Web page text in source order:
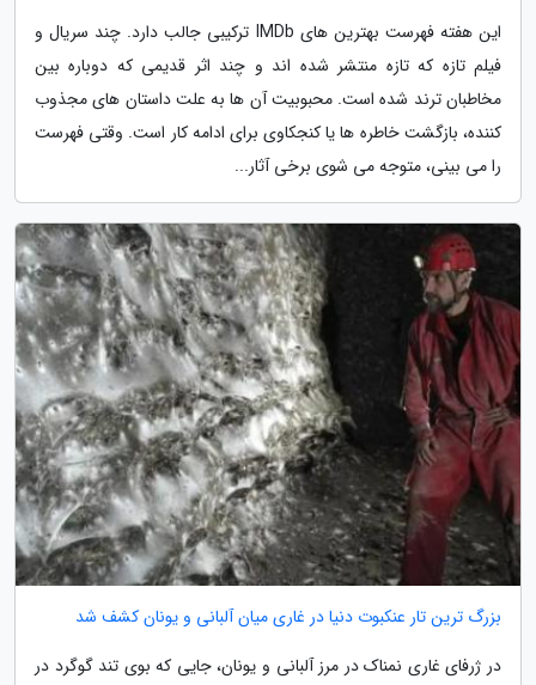
این هفته فهرست بهترین های IMDb ترکیبی جالب دارد. چند سریال و
فیلم تازه که تازه منتشر شده اند و چند اثر قدیمی که دوباره بین
مخاطبان ترند شده است. محبوبیت آن ها به علت داستان های مجذوب
کننده، بازگشت خاطره ها یا کنجکاوی برای ادامه کار است. وقتی فهرست
را می بینی، متوجه می شوی برخی آثار...
بزرگ ترین تار عنکبوت دنیا در غاری میان آلبانی و یونان کشف شد
در ژرفای غاری نمناک در مرز آلبانی و یونان، جایی که بوی تند گوگرد در